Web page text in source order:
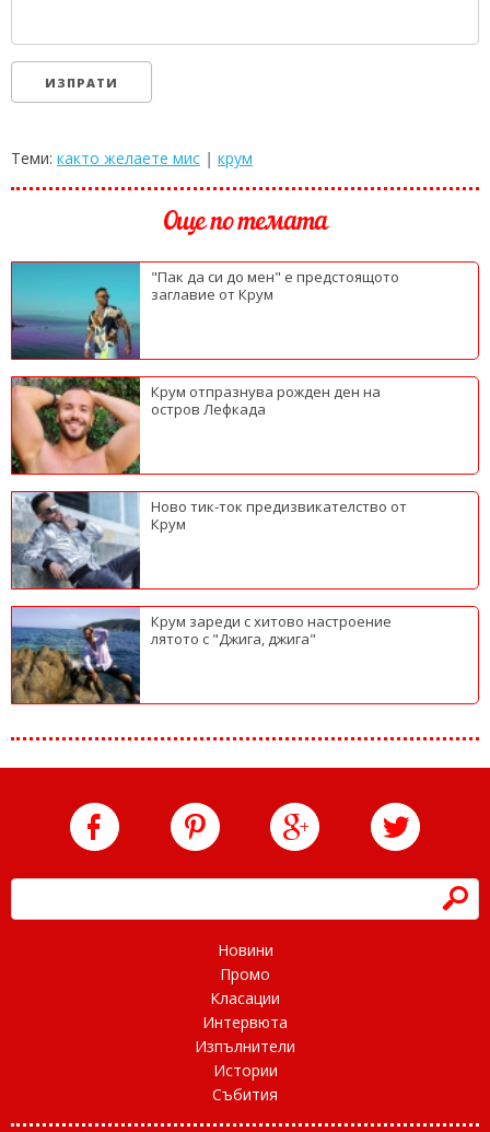
Теми: както желаете мис | крум
Още по темата
"Пак да си до мен" е предстоящото
заглавие от Крум
Крум отпразнува рожден ден на
остров Лефкада
Ново тик-ток предизвикателство от
Крум
Крум зареди с хитово настроение
лятото с "Джига, джига"
h
Новини
Промо
Класации
Интервюта
Изпълнители
Истории
Събития